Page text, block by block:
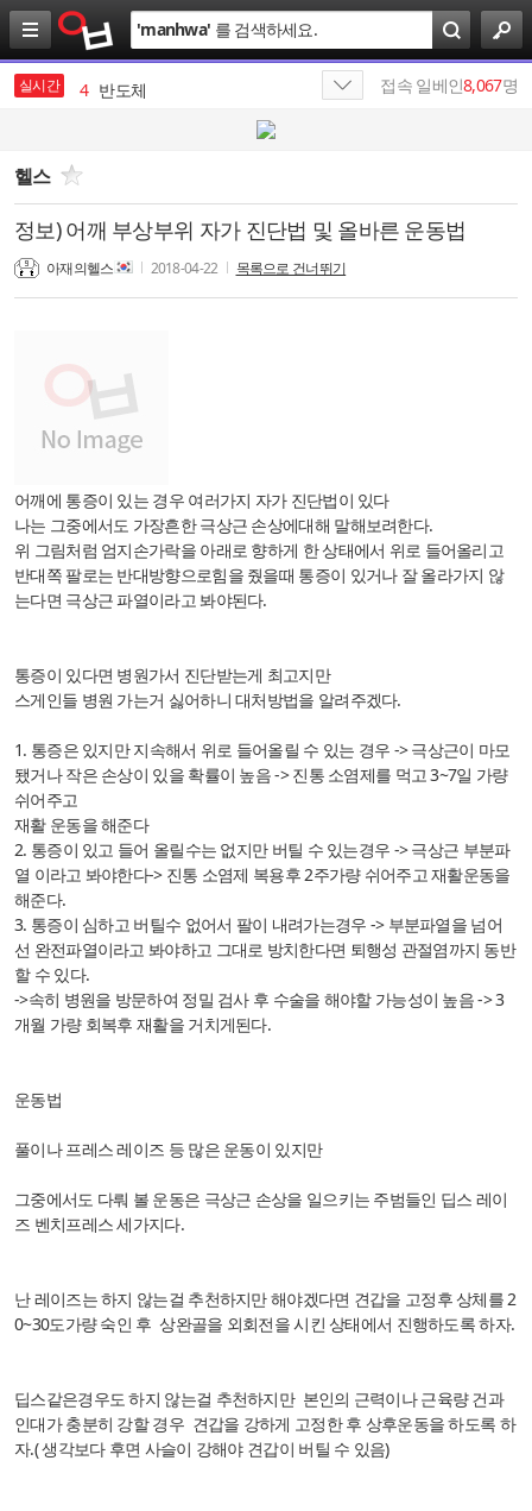
검
색
'manhwa' 를 검색하세요.
실시간
3 삼성전자
4 반도체
6
7
김종화
8 엔비디아
9 HBM
1 19
접속 일베인8,067명
헬스
정보) 어깨 부상부위 자가 진단법 및 올바른 운동법
아재의헬스 2018-04-22 목록으로 건너뛰기
어깨에 통증이 있는 경우 여러가지 자가 진단법이 있다
나는 그중에서도 가장흔한 극상근 손상에대해 말해보려한다.
위 그림처럼 엄지손가락을 아래로 향하게 한 상태에서 위로 들어올리고
반대쪽 팔로는 반대방향으로힘을 줬을때 통증이 있거나 잘 올라가지 않
는다면 극상근 파열이라고 봐야된다.
통증이 있다면 병원가서 진단받는게 최고지만
스게인들 병원 가는거 싫어하니 대처방법을 알려주겠다.
1. 통증은 있지만 지속해서 위로 들어올릴 수 있는 경우 -> 극상근이 마모
됐거나 작은 손상이 있을 확률이 높음 -> 진통 소염제를 먹고 3~7일 가량
쉬어주고
재활 운동을 해준다
2. 통증이 있고 들어 올릴수는 없지만 버틸 수 있는경우 -> 극상근 부분파
열 이라고 봐야한다-> 진통 소염제 복용후 2주가량 쉬어주고 재활운동을
해준다.
3. 통증이 심하고 버틸수 없어서 팔이 내려가는경우 -> 부분파열을 넘어
선 완전파열이라고 봐야하고 그대로 방치한다면 퇴행성 관절염까지 동반
할 수 있다.
->속히 병원을 방문하여 정밀 검사 후 수술을 해야할 가능성이 높음 -> 3
개월 가량 회복후 재활을 거치게된다.
운동법
풀이나 프레스 레이즈 등 많은 운동이 있지만
그중에서도 다뤄 볼 운동은 극상근 손상을 일으키는 주범들인 딥스 레이
즈 벤치프레스 세가지다.
난 레이즈는 하지 않는걸 추천하지만 해야겠다면 견갑을 고정후 상체를 2
0~30도가량 숙인 후 상완골을 외회전을 시킨 상태에서 진행하도록 하자.
딥스같은경우도 하지 않는걸 추천하지만 본인의 근력이나 근육량 건과
인대가 충분히 강할 경우 견갑을 강하게 고정한 후 상후운동을 하도록 하
자.( 생각보다 후면 사슬이 강해야 견갑이 버틸 수 있음)